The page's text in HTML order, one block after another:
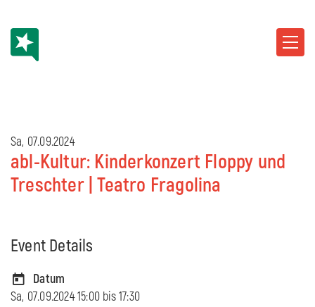
Sa, 07.09.2024
abl-Kultur: Kinderkonzert Floppy und
Treschter | Teatro Fragolina
Event Details
Datum
Sa, 07.09.2024 15:00 bis17:30